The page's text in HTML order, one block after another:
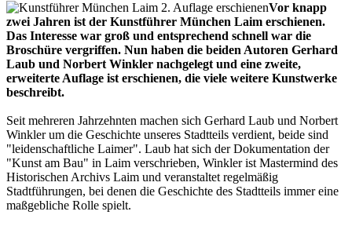
Vor knapp
zwei Jahren ist der Kunstführer München Laim erschienen.
Das Interesse war groß und entsprechend schnell war die
Broschüre vergriffen. Nun haben die beiden Autoren Gerhard
Laub und Norbert Winkler nachgelegt und eine zweite,
erweiterte Auflage ist erschienen, die viele weitere Kunstwerke
beschreibt.
Seit mehreren Jahrzehnten machen sich Gerhard Laub und Norbert
Winkler um die Geschichte unseres Stadtteils verdient, beide sind
"leidenschaftliche Laimer". Laub hat sich der Dokumentation der
"Kunst am Bau" in Laim verschrieben, Winkler ist Mastermind des
Historischen Archivs Laim und veranstaltet regelmäßig
Stadtführungen, bei denen die Geschichte des Stadtteils immer eine
maßgebliche Rolle spielt.